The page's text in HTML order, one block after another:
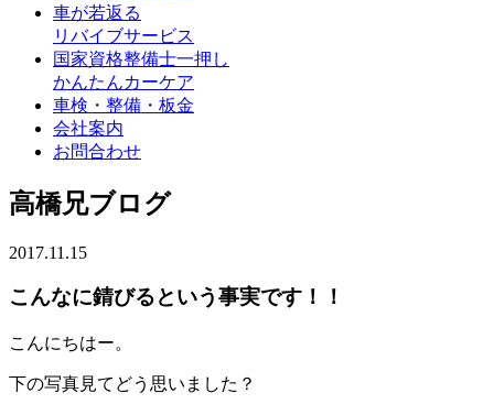
車が若返る
リバイブサービス
国家資格整備士一押し
かんたんカーケア
車検・整備・板金
会社案内
お問合わせ
高橋兄ブログ
2017.11.15
こんなに錆びるという事実です！！
こんにちはー。
下の写真見てどう思いました？